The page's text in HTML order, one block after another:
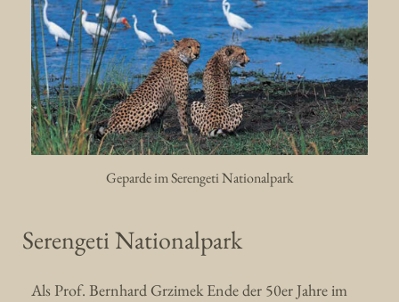
Geparde im Serengeti Nationalpark
Serengeti Nationalpark
Als Prof. Bernhard Grzimek Ende der 50er Jahre im